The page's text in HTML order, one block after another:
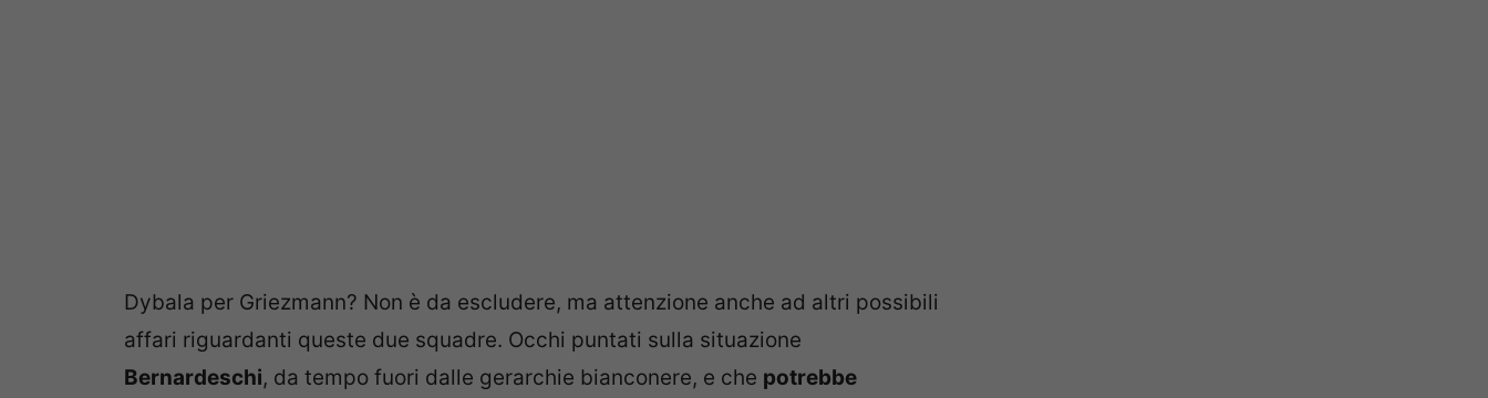
Dybala per Griezmann? Non è da escludere, ma attenzione anche ad altri possibili
affari riguardanti queste due squadre. Occhi puntati sulla situazione
Bernardeschi, da tempo fuori dalle gerarchie bianconere, e che potrebbe